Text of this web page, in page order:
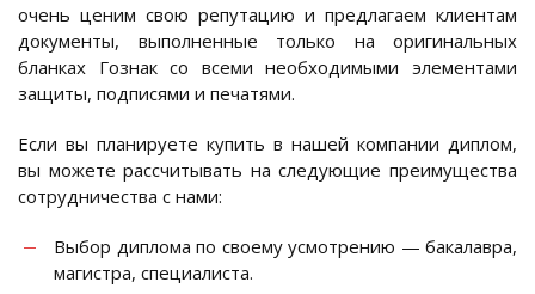
очень ценим свою репутацию и предлагаем клиентам
документы, выполненные только на оригинальных
бланках Гознак со всеми необходимыми элементами
защиты, подписями и печатями.
Если вы планируете купить в нашей компании диплом,
вы можете рассчитывать на следующие преимущества
сотрудничества с нами:
Выбор диплома по своему усмотрению — бакалавра,
магистра, специалиста.